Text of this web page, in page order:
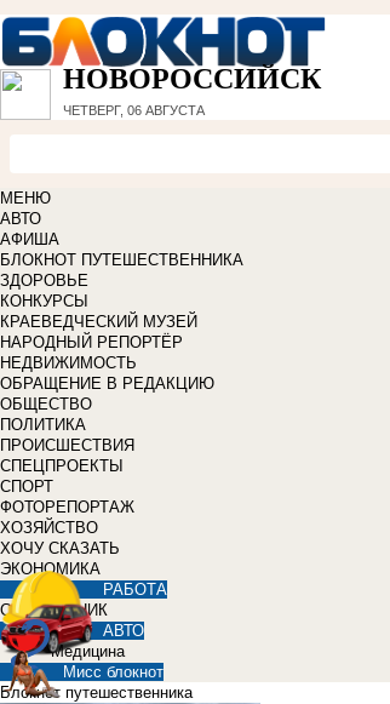
НОВОРОССИЙСК
ЧЕТВЕРГ, 06 АВГУСТА
МЕНЮ
АВТО
АФИША
БЛОКНОТ ПУТЕШЕСТВЕННИКА
ЗДОРОВЬЕ
КОНКУРСЫ
КРАЕВЕДЧЕСКИЙ МУЗЕЙ
НАРОДНЫЙ РЕПОРТЁР
НЕДВИЖИМОСТЬ
ОБРАЩЕНИЕ В РЕДАКЦИЮ
ОБЩЕСТВО
ПОЛИТИКА
ПРОИСШЕСТВИЯ
СПЕЦПРОЕКТЫ
СПОРТ
ФОТОРЕПОРТАЖ
ХОЗЯЙСТВО
ХОЧУ СКАЗАТЬ
ЭКОНОМИКА
РАБОТА
СПРАВОЧНИК
АВТО
Медицина
Мисс блокнот
Блокнот путешественника